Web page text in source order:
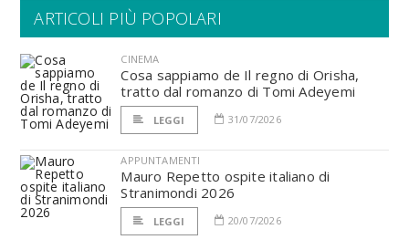
ARTICOLI PIÙ POPOLARI
CINEMA
Cosa sappiamo de Il regno di Orisha,
tratto dal romanzo di Tomi Adeyemi
LEGGI 31/07/2026
APPUNTAMENTI
Mauro Repetto ospite italiano di
Stranimondi 2026
LEGGI 20/07/2026